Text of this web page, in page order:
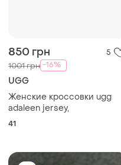
850 грн 5
1001 грн -16%
UGG
Женские кроссовки ugg
adaleen jersey,
41